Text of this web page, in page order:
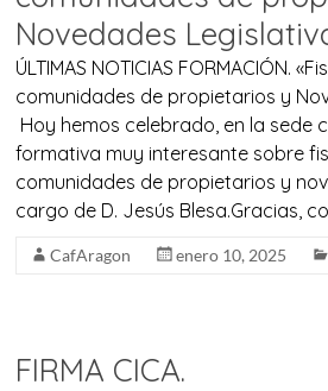
Novedades
ÚLTIMAS NOTICIAS FORMACIÓN.
comunidades de propietarios y
Hoy hemos celebrado, en la sede
formativa muy interesante sobre
comunidades de propietarios y
cargo de D. Jesús Blesa.Gracias,
CafAragon enero 10, 2025
FIRMA CICA.